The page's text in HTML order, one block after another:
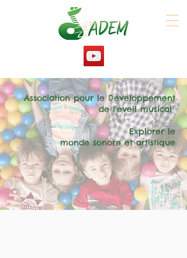
Association pour le Développement
de l'éveil musical
Explorer le
monde sonore et artistique